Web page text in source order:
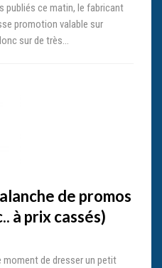
publiés ce matin, le fabricant
promotion valable sur
sur de très…
de promos
à prix cassés)
moment de dresser un petit